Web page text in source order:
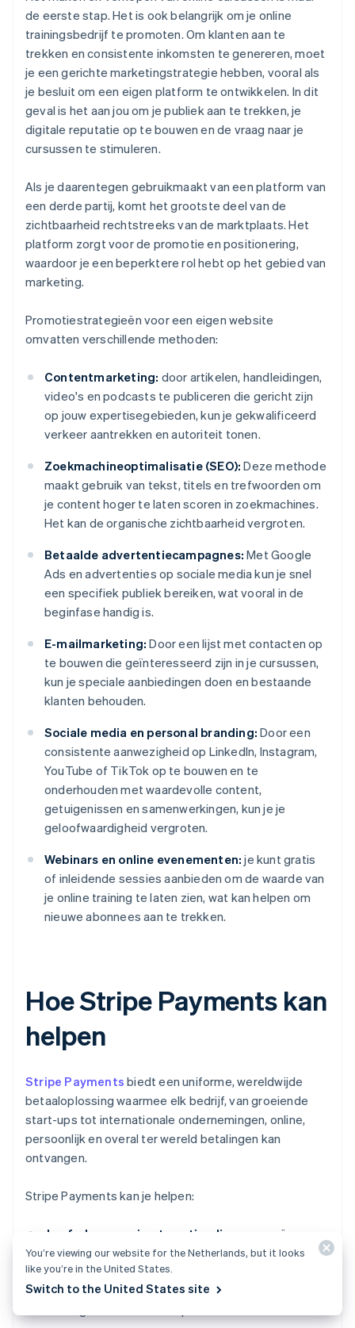
de eerste stap. Het is ook belangrijk om je online
trainingsbedrijf te promoten. Om klanten aan te
trekken en consistente inkomsten te genereren, moet
je een gerichte marketingstrategie hebben, vooral als
je besluit om een eigen platform te ontwikkelen. In dit
geval is het aan jou om je publiek aan te trekken, je
digitale reputatie op te bouwen en de vraag naar je
cursussen te stimuleren.
Als je daarentegen gebruikmaakt van een platform van
een derde partij, komt het grootste deel van de
zichtbaarheid rechtstreeks van de marktplaats. Het
platform zorgt voor de promotie en positionering,
waardoor je een beperktere rol hebt op het gebied van
marketing.
Promotiestrategieën voor een eigen website
omvatten verschillende methoden:
Contentmarketing: door artikelen, handleidingen,
video's en podcasts te publiceren die gericht zijn
op jouw expertisegebieden, kun je gekwalificeerd
verkeer aantrekken en autoriteit tonen.
Zoekmachineoptimalisatie (SEO): Deze methode
maakt gebruik van tekst, titels en trefwoorden om
je content hoger te laten scoren in zoekmachines.
Het kan de organische zichtbaarheid vergroten.
Betaalde advertentiecampagnes: Met Google
Ads en advertenties op sociale media kun je snel
een specifiek publiek bereiken, wat vooral in de
beginfase handig is.
E-mailmarketing: Door een lijst met contacten op
te bouwen die geïnteresseerd zijn in je cursussen,
kun je speciale aanbiedingen doen en bestaande
klanten behouden.
Sociale media en personal branding: Door een
consistente aanwezigheid op LinkedIn, Instagram,
YouTube of TikTok op te bouwen en te
onderhouden met waardevolle content,
getuigenissen en samenwerkingen, kun je je
geloofwaardigheid vergroten.
Webinars en online evenementen: je kunt gratis
of inleidende sessies aanbieden om de waarde van
je online training te laten zien, wat kan helpen om
nieuwe abonnees aan te trekken.
Hoe Stripe Payments kan
helpen
Stripe Payments biedt een uniforme, wereldwijde
betaaloplossing waarmee elk bedrijf, van groeiende
start-ups tot internationale ondernemingen, online,
persoonlijk en overal ter wereld betalingen kan
ontvangen.
Stripe Payments kan je helpen:
Je afrekenervaring te optimaliseren:
creëer een
probleemloze klantervaring en bespaar duizenden
technische uren met vooraf gebouwde betaling
UI's, toegang tot 125+ betaalmethoden en Link, een
You’re viewing our website for the Netherlands, but it looks
like you’re in the United States.
Switch to the United States site